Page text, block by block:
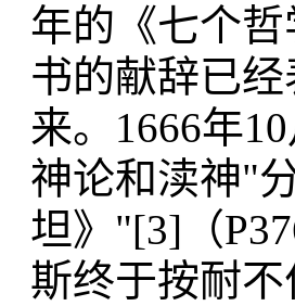
年的《七个哲
书的献辞已
来。1666年
神论和渎神"
坦》"[3]（
斯终于按耐